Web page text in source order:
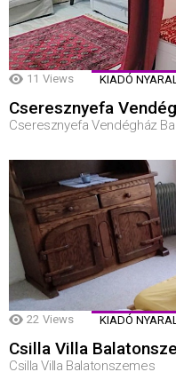
11 Views KIADÓ
Cseresznyefa
Cseresznyefa Vendégház
22 Views KIADÓ
Csilla Villa
Csilla Villa Balatonszemes